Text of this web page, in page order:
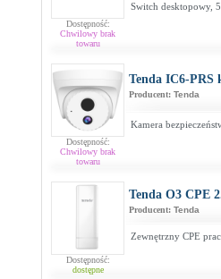
Dostępność:
Chwilowy brak
towaru
Switch desktopowy,
Dostępność:
Chwilowy brak
towaru
Tenda IC6-PRS
Producent: Tenda
Kamera
Dostępność:
dostępne
Tenda O3 CPE
Producent: Tenda
Zewnętrzny CPE